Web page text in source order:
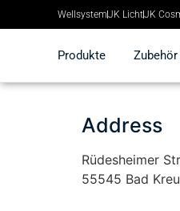
WellsystemJK LichtJK
Produkte
Address
Rüdesheimer
55545 Bad